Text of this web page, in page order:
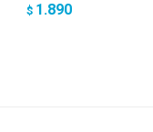
$ 1.890